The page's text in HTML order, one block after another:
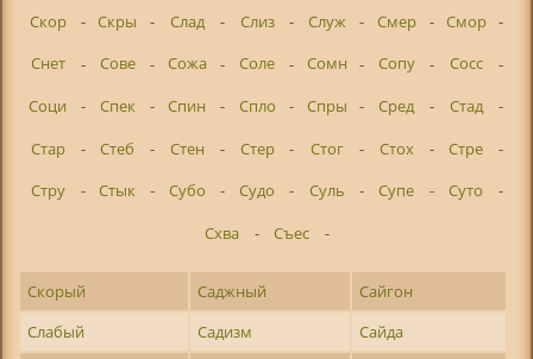
Скор
- Скры - Слад - Слиз - Служ - Смер - Смор -
Снет
- Сове - Сожа - Соле - Сомн - Сопу - Сосс
-
Соци
- Спек - Спин - Спло - Спры - Сред - Стад
-
Стар
- Стеб - Стен - Стер - Стог - Стох - Стре
-
Стру
- Стык - Субо - Судо - Суль - Супе - Суто
-
Схва
- Съес -
Скорый Саджный
Сайгон
Слабый
Садизм
Сайда